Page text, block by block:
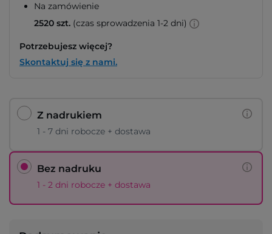
Na zamówienie
2520 szt. (czas sprowadzenia 1-2 dni)
Potrzebujesz więcej?
Skontaktuj się z nami.
Z nadrukiem
1 - 7 dni robocze + dostawa
Bez nadruku
1 - 2 dni robocze + dostawa